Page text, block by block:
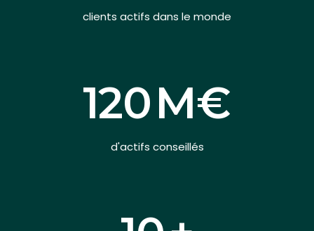
clients actifs dans le monde
120M€
d'actifs conseillés